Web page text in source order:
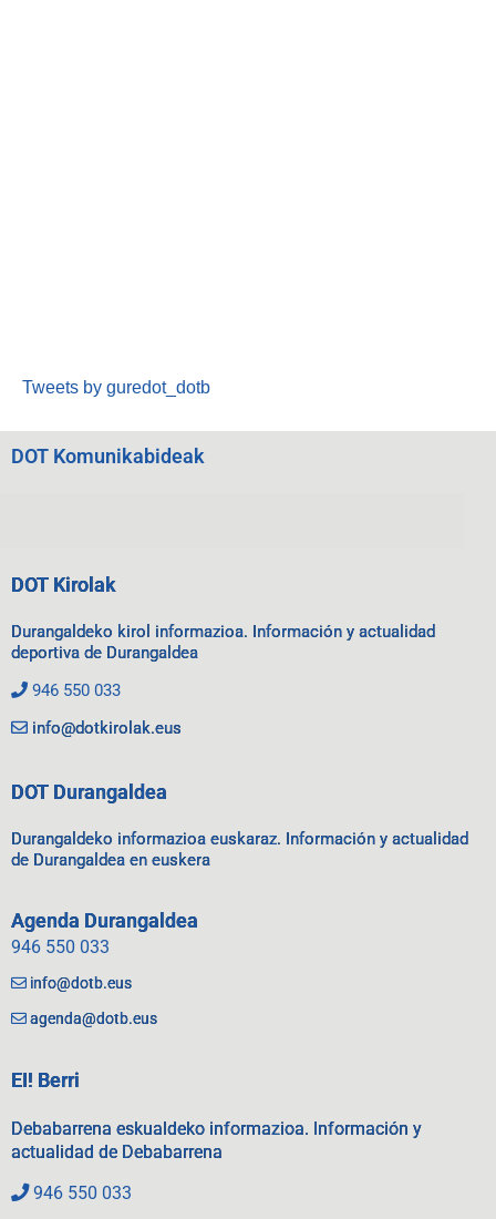
Tweets by guredot_dotb
DOT Komunikabideak
DOT Kirolak
Durangaldeko kirol informazioa. Información y actualidad
deportiva de Durangaldea
946 550 033
info@dotkirolak.eus
DOT Durangaldea
Durangaldeko informazioa euskaraz. Información y actualidad
de Durangaldea en euskera
Agenda Durangaldea
946 550 033
info@dotb.eus
agenda@dotb.eus
EI! Berri
Debabarrena eskualdeko informazioa. Información y
actualidad de Debabarrena
946 550 033